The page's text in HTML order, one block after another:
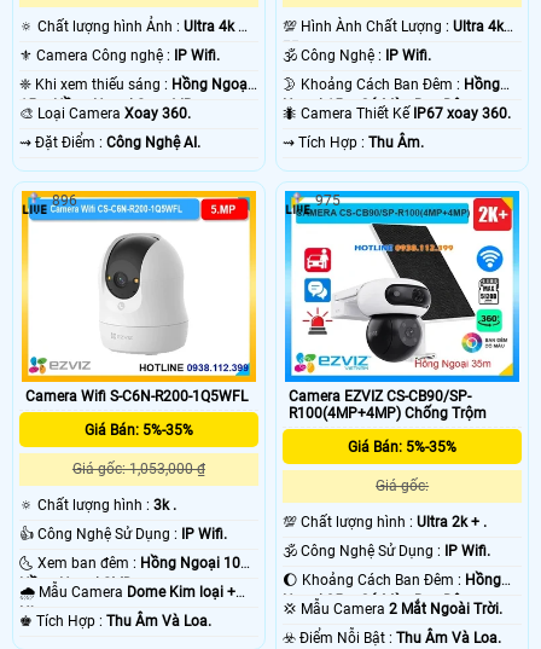
🔅 Chất lượng hình Ảnh : Ultra 4k 👍🏾
⚜️ Camera Công nghệ : IP Wifi.
❈ Khi xem thiếu sáng : Hồng Ngoại
15m Hồng Ngoại Smart IR.
🎨 Loại Camera Xoay 360.
️⇝ Đặt Điểm : Công Nghệ AI.
💯 Hình Ành Chất Lượng :Ultra 4k
👍🏾 .
🕉️ Công Nghệ : IP Wifi.
🌛 Khoảng Cách Ban Đêm : Hồng
Ngoại 15m Có Màu Ban Ðêm.
🐜 Camera Thiết Kế IP67 xoay 360.
️⇝ Tích Hợp :Thu Âm.
Camera Wifi S-C6N-R200-1Q5WFL
Giá Bán: 5%-35%
Giá gốc: 1,053,000 ₫
🔅 Chất lượng hình : 3k .
👍 Công Nghệ Sử Dụng :
IP Wifi.
🌜 Xem ban đêm : Hồng Ngoại 10m
Hồng Ngoại SMD.
🌧️ Mẫu Camera Dome Kim loại +
Nhựa.
️♚ Tích Hợp : Thu Âm Và Loa.
896
Camera EZVIZ CS-CB90/SP-
R100(4MP+4MP) Chống Trộm
Giá Bán: 5%-35%
Giá gốc:
💯 Chất lượng hình :Ultra 2k + .
🕉️ Công Nghệ Sử Dụng :
IP Wifi.
🌔 Khoảng Cách Ban Đêm : Hồng
Ngoại 35m Có Màu Ban Ðêm.
💢 Mẫu Camera2 Mắt Ngoài Trời.
️☣️ Điểm Nỗi Bật :Thu Âm Và Loa.
975